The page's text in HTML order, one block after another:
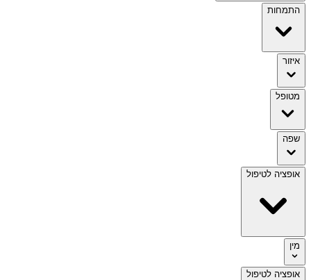
התמחות
איזור
מטופל
שפה
אופציה לטיפול
מין
אופציה לטיפול